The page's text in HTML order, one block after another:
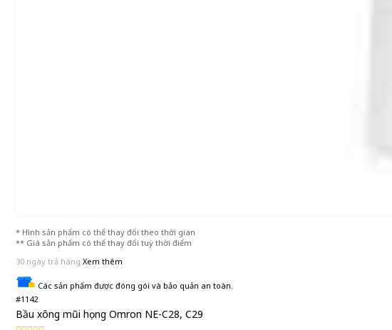
* Hình sản phẩm có thể thay đổi theo thời gian
** Giá sản phẩm có thể thay đổi tuỳ thời điểm
30 ngày trả hàng Xem thêm
Các sản phẩm được đóng gói và bảo quản an toàn.
#1142
Bầu xông mũi họng Omron NE-C28, C29